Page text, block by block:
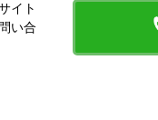
イト
い合